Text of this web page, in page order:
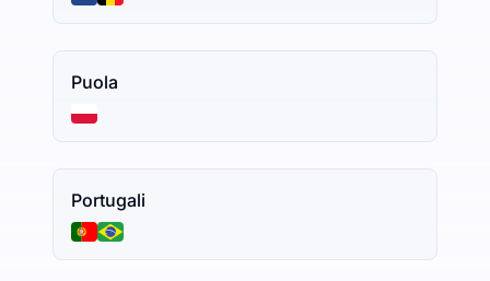
Puola
Portugali